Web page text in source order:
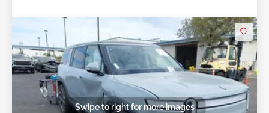
Swipe to right for more images